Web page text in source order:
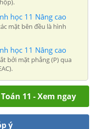
học 11 Nâng cao
mặt bên đều là hình
học 11 Nâng cao
bởi mặt phẳng (P) qua
11 - Xem ngay
ý